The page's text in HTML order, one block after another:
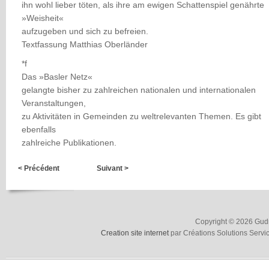
ihn wohl lieber töten, als ihre am ewigen Schattenspiel genährte
»Weisheit«
aufzugeben und sich zu befreien.
Textfassung Matthias Oberländer
*f
Das »Basler Netz«
gelangte bisher zu zahlreichen nationalen und internationalen
Veranstaltungen,
zu Aktivitäten in Gemeinden zu weltrelevanten Themen. Es gibt
ebenfalls
zahlreiche Publikationen.
< Précédent Suivant >
Copyright © 2026
Creation site internetpar Créations Solutions